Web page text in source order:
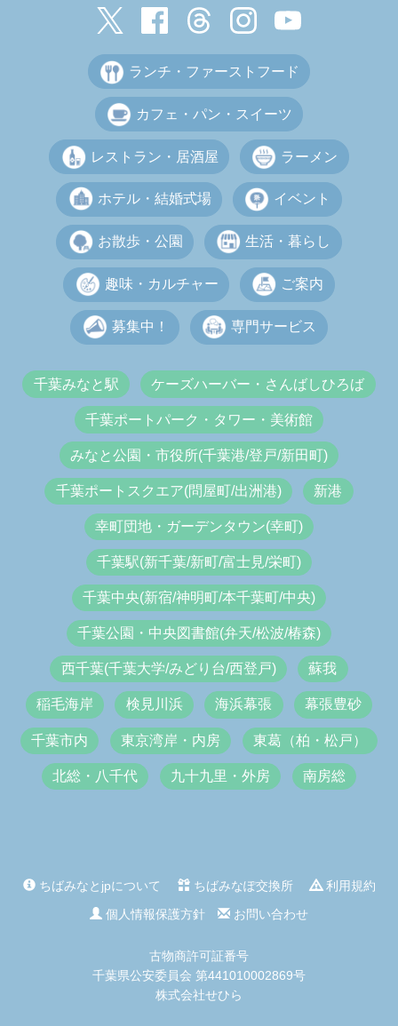
ランチ・ファーストフード
カフェ・パン・スイーツ
レストラン・居酒屋 ラーメン
ホテル・結婚式場 イベント
お散歩・公園 生活・暮らし
趣味・カルチャー ご案内
募集中！ 専門サービス
千葉みなと駅 ケーズハーバー・さんばしひろば
千葉ポートパーク・タワー・美術館
みなと公園・市役所(千葉港/登戸/新田町)
千葉ポートスクエア(問屋町/出洲港) 新港
幸町団地・ガーデンタウン(幸町)
千葉駅(新千葉/新町/富士見/栄町)
千葉中央(新宿/神明町/本千葉町/中央)
千葉公園・中央図書館(弁天/松波/椿森)
西千葉(千葉大学/みどり台/西登戸) 蘇我
稲毛海岸 検見川浜 海浜幕張 幕張豊砂
千葉市内 東京湾岸・内房 東葛（柏・松戸）
北総・八千代 九十九里・外房 南房総
ちばみなとjpについて ちばみなぽ交換所
利用規約
個人情報保護方針
お問い合わせ
古物商許可証番号
千葉県公安委員会 第441010002869号
株式会社せひら